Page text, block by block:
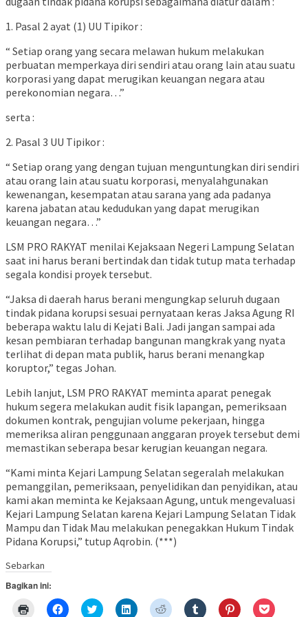
1. Pasal 2 ayat (1) UU Tipikor :
“ Setiap orang yang secara melawan hukum melakukan
perbuatan memperkaya diri sendiri atau orang lain atau suatu
korporasi yang dapat merugikan keuangan negara atau
perekonomian negara…”
serta :
2. Pasal 3 UU Tipikor :
“ Setiap orang yang dengan tujuan menguntungkan diri sendiri
atau orang lain atau suatu korporasi, menyalahgunakan
kewenangan, kesempatan atau sarana yang ada padanya
karena jabatan atau kedudukan yang dapat merugikan
keuangan negara…”
LSM PRO RAKYAT menilai Kejaksaan Negeri Lampung Selatan
saat ini harus berani bertindak dan tidak tutup mata terhadap
segala kondisi proyek tersebut.
“Jaksa di daerah harus berani mengungkap seluruh dugaan
tindak pidana korupsi sesuai pernyataan keras Jaksa Agung RI
beberapa waktu lalu di Kejati Bali. Jadi jangan sampai ada
kesan pembiaran terhadap bangunan mangkrak yang nyata
terlihat di depan mata publik, harus berani menangkap
koruptor,” tegas Johan.
Lebih lanjut, LSM PRO RAKYAT meminta aparat penegak
hukum segera melakukan audit fisik lapangan, pemeriksaan
dokumen kontrak, pengujian volume pekerjaan, hingga
memeriksa aliran penggunaan anggaran proyek tersebut demi
memastikan seberapa besar kerugian keuangan negara.
“Kami minta Kejari Lampung Selatan segeralah melakukan
pemanggilan, pemeriksaan, penyelidikan dan penyidikan, atau
kami akan meminta ke Kejaksaan Agung, untuk mengevaluasi
Kejari Lampung Selatan karena Kejari Lampung Selatan Tidak
Mampu dan Tidak Mau melakukan penegakkan Hukum Tindak
Pidana Korupsi,” tutup Aqrobin. (***)
Sebarkan
Bagikan ini:
Klik Klik Klik Klik Klik Klik Klik